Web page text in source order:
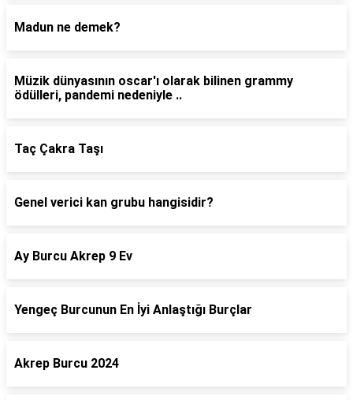
Madun ne demek?
Müzik dünyasının oscar'ı olarak bilinen grammy
ödülleri, pandemi nedeniyle ..
Taç Çakra Taşı
Genel verici kan grubu hangisidir?
Ay Burcu Akrep 9 Ev
Yengeç Burcunun En İyi Anlaştığı Burçlar
Akrep Burcu 2024